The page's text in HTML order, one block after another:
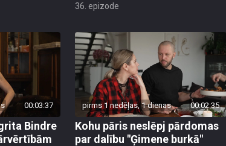
36. epizode
00:03:37
Bindre
pirms 1 nedēļas, 1 dienas 00:02:35
Kohu pāris neslēpj pārdomas
par dalību "Ģimene burkā"